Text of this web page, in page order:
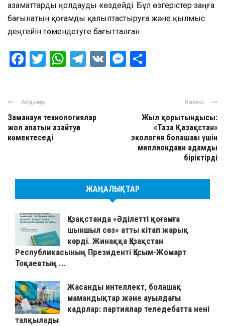
азаматтарды қолдауды көздейді. Бұл өзгерістер заңға
бағынатын қоғамды қалыптастыруға және қылмыс
деңгейін төмендетуге бағытталған.
Facebook
Twitter
WhatsApp
Telegram
VK Messenger
Алдыңғы
Заманауи технологиялар
жол апатын азайтуға
көмектеседі
Келесі
Жыл қорытындысы:
«Таза Қазақстан»
экология болашағы үшін
миллиондаған адамды
біріктірді
ЖАҢАЛЫҚТАР
Қазақстанда «Әділетті қоғамға
шыншыл сөз» атты кітап жарық
көрді. Жинаққа Қазақстан
Республикасының Президенті Қасым-Жомарт
Тоқаевтың ...
Жасанды интеллект, болашақ
мамандықтар және ауылдағы
кадрлар: партиялар теледебатта нені
талқылады